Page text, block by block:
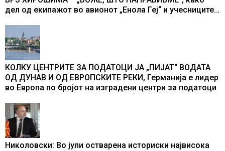
дел од екипажот во авионот „Енола Геј“ и учесниците
промени текот на историјата
КОЛКУ ЦЕНТРИТЕ ЗА ПОДАТОЦИ ЈА „ПИЈАТ“ ВОДАТА
ОД ДУНАВ И ОД ЕВРОПСКИТЕ РЕКИ, Германија е лидер
во Европа по бројот на изградени центри за податоци
Николовски: Во јули остварена историски највисока